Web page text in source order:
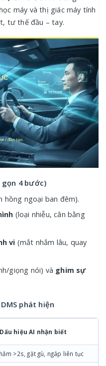
máy và thị giác máy tính
tư thế đầu – tay.
4 bước)
hồng ngoại ban đêm).
(loại nhiễu, cân bằng
vi (mắt nhắm lâu, quay
giọng nói) và ghim sự
phát hiện
Dấu hiệu AI nhận biết
>2s, gật gù, ngáp liên tục